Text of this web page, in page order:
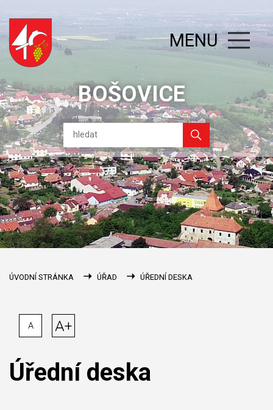
BOŠOVICE
MENU
ÚVODNÍ STRÁNKA ÚŘAD ÚŘEDNÍ DESKA
A A+
Úřední deska